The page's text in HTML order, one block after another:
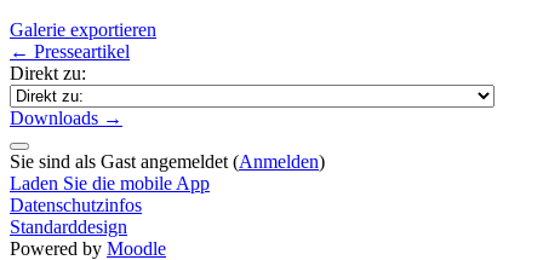
Galerie exportieren
← Presseartikel
Direkt zu:
Downloads →
Sie sind als Gast angemeldet (Anmelden)
Laden Sie die mobile App
Datenschutzinfos
Standarddesign
Powered by Moodle